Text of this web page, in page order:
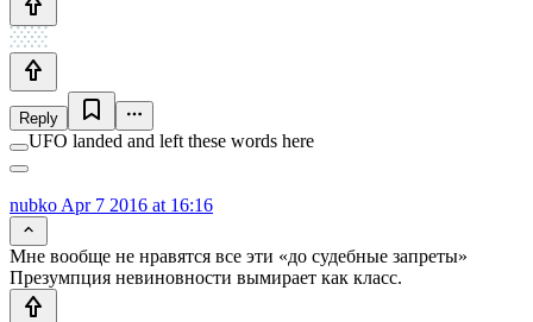
Reply
UFO landed and left these words here
nubko Apr 7 2016 at 16:16
Мне вообще не нравятся все эти «до судебные запреты»
Презумпция невиновности вымирает как класс.